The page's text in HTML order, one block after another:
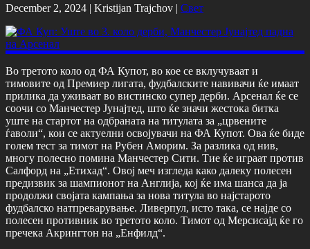
December 2, 2024 | Kristijan Trajchov | Свет
Во третото коло од ФА Купот, во кое се вклучуваат и
тимовите од Премиер лигата, фудбалските навивачи ќе имаат
прилика да уживаат во вистинско супер дерби. Арсенал ќе се
соочи со Манчестер Јунајтед, што ќе значи жестока битка
уште на стартот на одбраната на титулата за „црвените
ѓаволи“, кои се актуелни освојувачи на ФА Купот. Ова ќе биде
голем тест за тимот на Рубен Аморим. За разлика од нив,
многу полесно помина Манчестер Сити. Тие ќе играат против
Салфорд на „Етихад“. Овој меч изгледа како далеку полесен
предизвик за шампионот на Англија, кој ќе има шанса да ја
продолжи својата кампања за нова титула во најстарото
фудбалско натпреварување. Ливерпул, исто така, се најде со
полесен противник во третото коло. Тимот од Мерсисајд ќе го
пречека Акрингтон на „Енфилд“.